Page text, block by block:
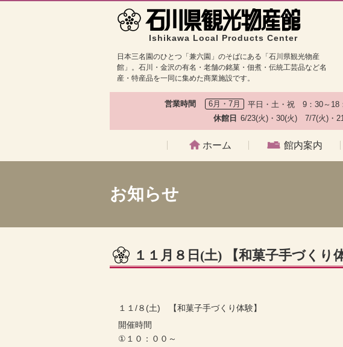
Ishikawa Local Products Center
日本三名園のひとつ「兼六園」のそばにある「石川県観光物産
館」。石川・金沢の有名・老舗の銘菓・佃煮・伝統工芸品など名
産・特産品を一同に集めた商業施設です。
営業時間 6月・7月 平日・土・祝　9：30～
休館日 6/23(火)・30(火)　7/7(火)・
ホーム 館内案内
お知らせ
１１月８日(土) 【和菓子手づく
１１/８(土) 【和菓子手づくり体験】
開催時間
①１０：００～